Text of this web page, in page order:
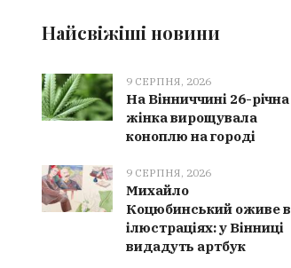
Найсвіжіші новини
9 СЕРПНЯ, 2026
На Вінниччині 26-річна
жінка вирощувала
коноплю на городі
9 СЕРПНЯ, 2026
Михайло
Коцюбинський оживе в
ілюстраціях: у Вінниці
видадуть артбук